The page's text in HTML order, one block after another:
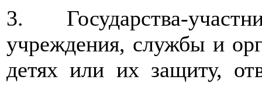
3. Государства-
учреждения, службы и
детях или их защиту,